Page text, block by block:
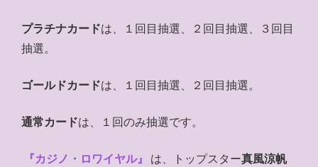
プラチナカードは、１回目抽選、２回目抽選、３回目
抽選。
ゴールドカードは、１回目抽選、２回目抽選。
通常カードは、１回のみ抽選です。
『カジノ・ロワイヤル』 は、トップスター真風涼帆